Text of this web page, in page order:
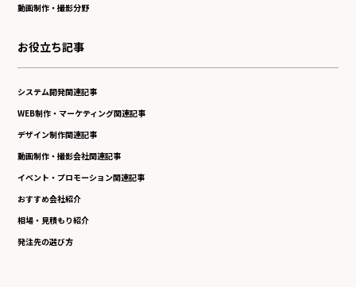
動画制作・撮影分野
お役立ち記事
システム開発関連記事
WEB制作・マーケティング関連記事
デザイン制作関連記事
動画制作・撮影会社関連記事
イベント・プロモーション関連記事
おすすめ会社紹介
相場・見積もり紹介
発注先の選び方